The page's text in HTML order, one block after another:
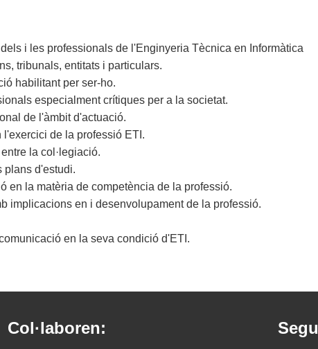
i les professionals de l'Enginyeria Tècnica en Informàtica
tribunals, entitats i particulars.
habilitant per ser-ho.
especialment crítiques per a la societat.
de l'àmbit d'actuació.
de la professió ETI.
la col·legiació.
plans d'estudi.
en la matèria de competència de la professió.
implicacions en i desenvolupament de la professió.
en la seva condició d'ETI.
Col·laboren: